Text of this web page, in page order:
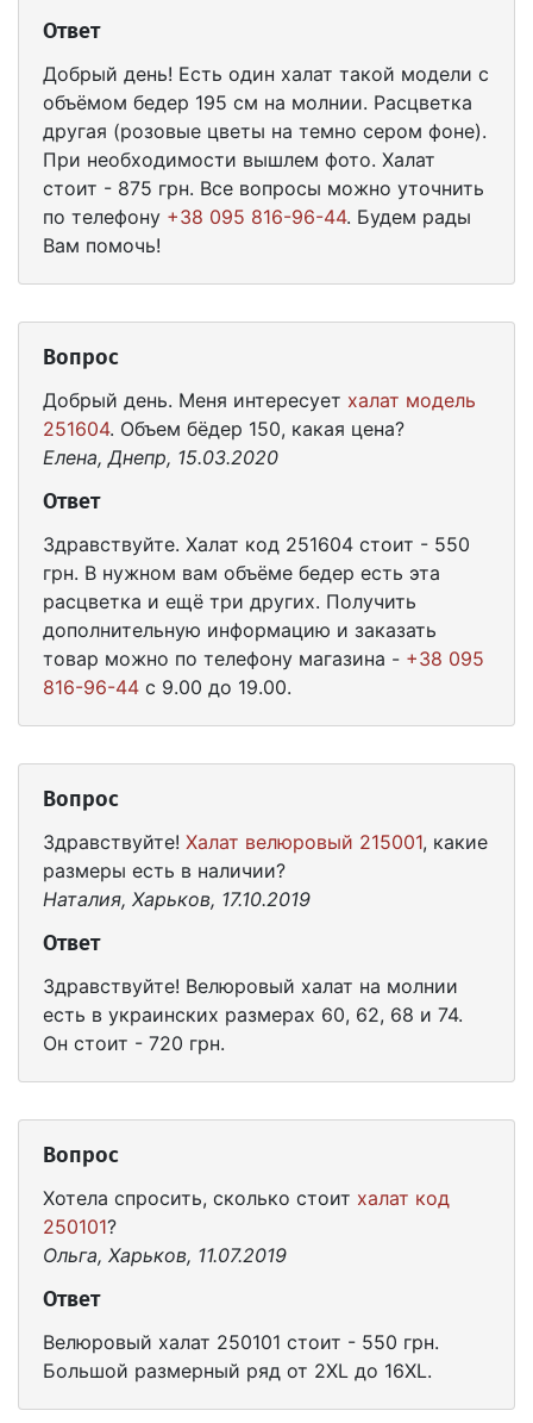
Ответ
Добрый день! Есть один халат такой модели с
объёмом бедер 195 см на молнии. Расцветка
другая (розовые цветы на темно сером фоне).
При необходимости вышлем фото. Халат
стоит - 875 грн. Все вопросы можно уточнить
по телефону +38 095 816-96-44. Будем рады
Вам помочь!
Вопрос
Добрый день. Меня интересует халат модель
251604. Объем бёдер 150, какая цена?
Елена, Днепр, 15.03.2020
Ответ
Здравствуйте. Халат код 251604 стоит - 550
грн. В нужном вам объёме бедер есть эта
расцветка и ещё три других. Получить
дополнительную информацию и заказать
товар можно по телефону магазина - +38 095
816-96-44 с 9.00 до 19.00.
Вопрос
Здравствуйте! Халат велюровый 215001, какие
размеры есть в наличии?
Наталия, Харьков, 17.10.2019
Ответ
Здравствуйте! Велюровый халат на молнии
есть в украинских размерах 60, 62, 68 и 74.
Он стоит - 720 грн.
Вопрос
Хотела спросить, сколько стоит халат код
250101?
Ольга, Харьков, 11.07.2019
Ответ
Велюровый халат 250101 стоит - 550 грн.
Большой размерный ряд от 2XL до 16XL.